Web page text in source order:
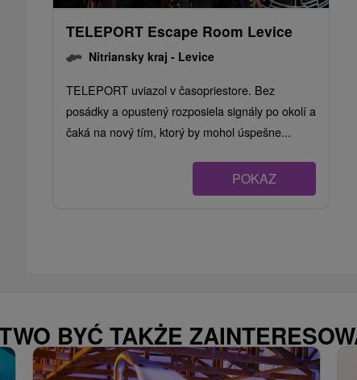
TELEPORT Escape Room Levice
Nitriansky kraj - Levice
TELEPORT uviazol v časopriestore. Bez
posádky a opustený rozposiela signály po okolí a
čaká na nový tím, ktorý by mohol úspešne...
POKAZ
BYĆ TAKŻE